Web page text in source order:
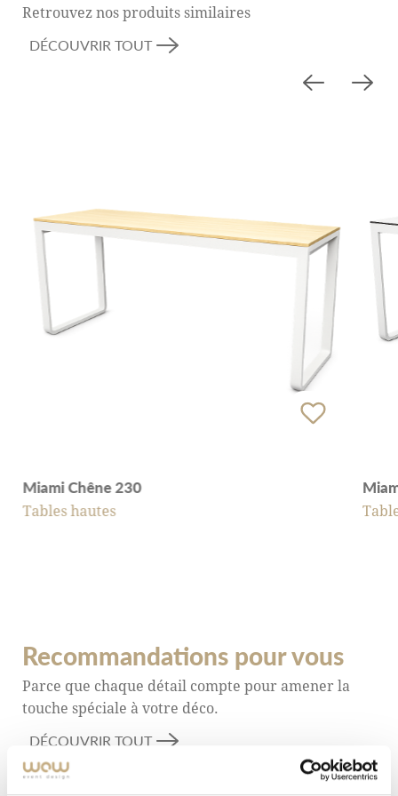
Sa couleur noire lui confère une allure moderne et
raffinée, qui se démarque dans tout environnement
« Kitzbühl – Iron noire 120 » est également un point
fort visuel. Elle peut servir d’élément central de
décoration, en étant complétée par des
arrangements floraux, des lumières ou d’autres
éléments décoratifs, pour enrichir davantage
l’ambiance de l’événement.
La table haute « Kitzbühl – Iron noire 120 » offre
une combinaison parfaite d’élégance, de
excellent pour les organisateurs recherchant des
solutions pratiques et élégantes pour leurs
Retrouvez nos produits similaires
DÉCOUVRIR TOUT
Miami Chêne 230
Tables hautes
Recommandations pour vous
Parce que chaque détail compte pour amener la
touche spéciale à votre déco.
DÉCOUVRIR TOUT